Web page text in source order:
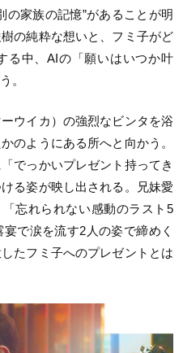
の家族の記憶”があることが明
の純粋な想いと、フミ子がど
る中、AIの「願いはいつか叶
。
ウイカ）の強烈なビンタを浴
のようにある所へと向かう。
でっかいプレゼント持ってき
る姿が映し出される。兄妹愛
忘れられない感動のラスト5
で涙を流す2人の姿で締めく
たフミ子へのプレゼントとは